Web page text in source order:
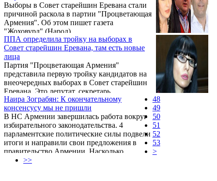
Выборы в Совет старейшин Еревана стали
причиной раскола в партии "Процветающая
Армения". Об этом пишет газета
"Жоховурд" (Народ).
ППА определила тройку на выборах в
Совет старейшин Еревана, там есть новые
лица
Партия "Процветающая Армения"
представила первую тройку кандидатов на
внеочередных выборах в Совет старейшин
Еревана. Это депутат, секретарь
политсовета партии ППА Наира Зограбян,
обозреватель телекомпании "Кентрон"
(Центр) Петрос Казарян и политический
обозреватель Арман Абовян. Об этом
сообщила пресс-служба ППА.
Наира Зограбян: К окончательному
консенсусу мы не пришли
В НС Армении завершилась работа вокруг
избирательного законодательства. 4
парламентские политические силы подвели
итоги и направили свои предложения в
правительство Армении. Насколько
оправдались ожидания ППА, в каком
48
49
50
51
52
53
>
>>